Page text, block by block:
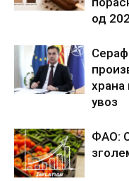
од
храна
увоз
ФАО: